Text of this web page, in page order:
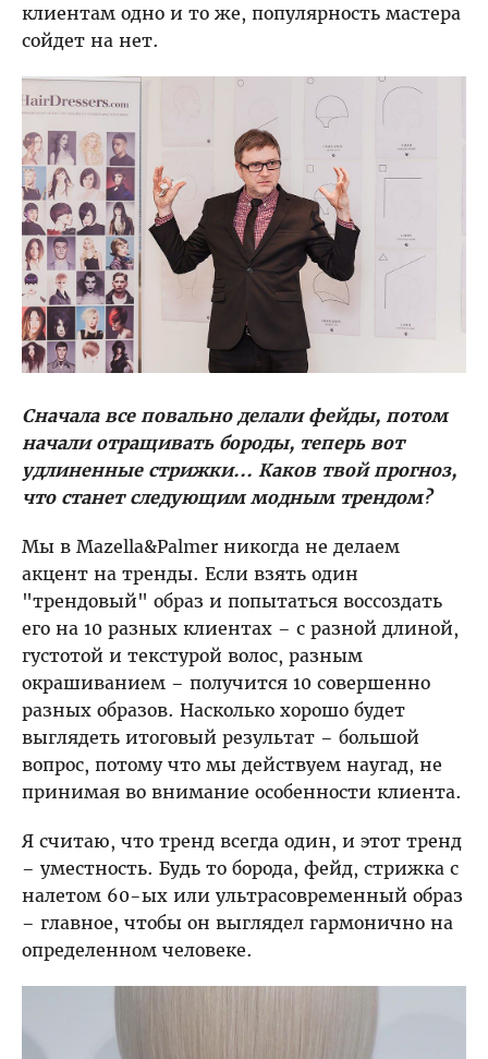
клиентам одно и то же, популярность мастера
сойдет на нет.
Сначала все повально делали фейды, потом
начали отращивать бороды, теперь вот
удлиненные стрижки... Каков твой прогноз,
что станет следующим модным трендом?
Мы в Mazella&Palmer никогда не делаем
акцент на тренды. Если взять один
"трендовый" образ и попытаться воссоздать
его на 10 разных клиентах – с разной длиной,
густотой и текстурой волос, разным
окрашиванием – получится 10 совершенно
разных образов. Насколько хорошо будет
выглядеть итоговый результат – большой
вопрос, потому что мы действуем наугад, не
принимая во внимание особенности клиента.
Я считаю, что тренд всегда один, и этот тренд
– уместность. Будь то борода, фейд, стрижка с
налетом 60-ых или ультрасовременный образ
– главное, чтобы он выглядел гармонично на
определенном человеке.